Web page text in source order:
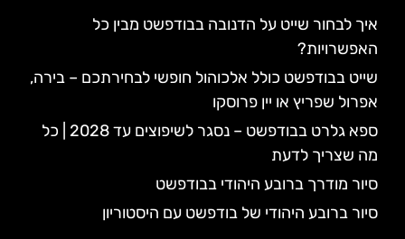
איך לבחור שייט על הדנובה בבודפשט מבין כל
האפשרויות?
שייט בבודפשט כולל אלכוהול חופשי לבחירתכם – בירה,
אפרול שפריץ או יין פרוסקו
ספא גלרט בבודפשט – נסגר לשיפוצים עד 2028 | כל
מה שצריך לדעת
סיור מודרך ברובע היהודי בבודפשט
סיור ברובע היהודי של בודפשט עם היסטוריון